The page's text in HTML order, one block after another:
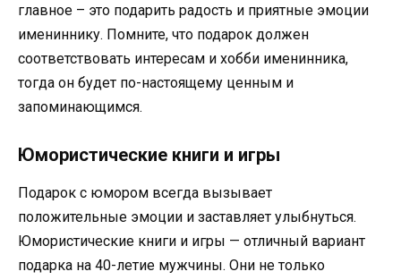
главное – это подарить радость и приятные эмоции
имениннику. Помните, что подарок должен
соответствовать интересам и хобби именинника,
тогда он будет по-настоящему ценным и
запоминающимся.
Юмористические книги и игры
Подарок с юмором всегда вызывает
положительные эмоции и заставляет улыбнуться.
Юмористические книги и игры — отличный вариант
подарка на 40-летие мужчины. Они не только